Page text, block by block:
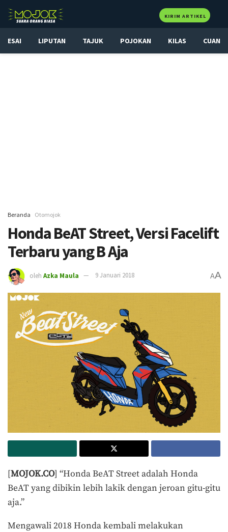
KIRIM ARTIKEL
ESAI LIPUTAN TAJUK POJOKAN KILAS CUAN
Beranda Otomojok
Honda BeAT Street, Versi Facelift
Terbaru yang B Aja
oleh Azka Maula 9 Januari 2018 AA
[MOJOK.CO] “Honda BeAT Street adalah Honda
BeAT yang dibikin lebih lakik dengan jeroan gitu-gitu
aja.”
Mengawali 2018 Honda kembali melakukan